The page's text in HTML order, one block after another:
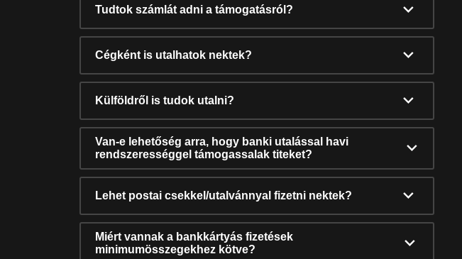
Tudtok számlát adni a támogatásról?
Cégként is utalhatok nektek?
Külföldről is tudok utalni?
Van-e lehetőség arra, hogy banki utalással havi
rendszerességgel támogassalak titeket?
Lehet postai csekkel/utalvánnyal fizetni nektek?
Miért vannak a bankkártyás fizetések
minimumösszegekhez kötve?